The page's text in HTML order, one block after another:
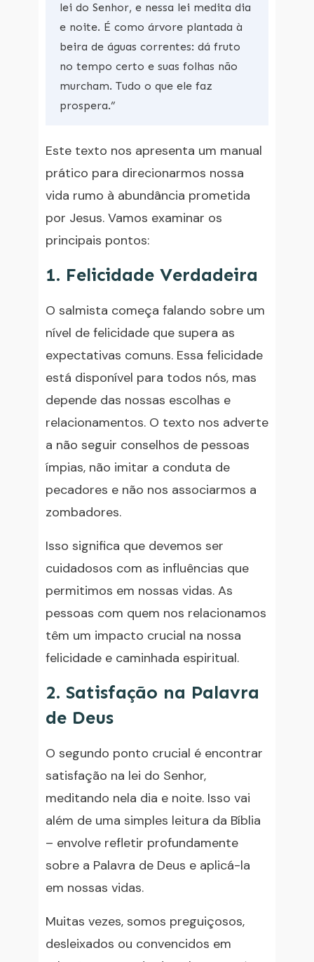
lei do Senhor, e nessa lei medita dia
e noite. É como árvore plantada à
beira de águas correntes: dá fruto
no tempo certo e suas folhas não
murcham. Tudo o que ele faz
prospera.”
Este texto nos apresenta um manual
prático para direcionarmos nossa
vida rumo à abundância prometida
por Jesus. Vamos examinar os
principais pontos:
1. Felicidade Verdadeira
O salmista começa falando sobre um
nível de felicidade que supera as
expectativas comuns. Essa felicidade
está disponível para todos nós, mas
depende das nossas escolhas e
relacionamentos. O texto nos adverte
a não seguir conselhos de pessoas
ímpias, não imitar a conduta de
pecadores e não nos associarmos a
zombadores.
Isso significa que devemos ser
cuidadosos com as influências que
permitimos em nossas vidas. As
pessoas com quem nos relacionamos
têm um impacto crucial na nossa
felicidade e caminhada espiritual.
2. Satisfação na Palavra
de Deus
O segundo ponto crucial é encontrar
satisfação na lei do Senhor,
meditando nela dia e noite. Isso vai
além de uma simples leitura da Bíblia
– envolve refletir profundamente
sobre a Palavra de Deus e aplicá-la
em nossas vidas.
Muitas vezes, somos preguiçosos,
desleixados ou convencidos em